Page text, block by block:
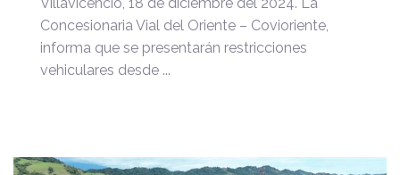
Villavicencio, 18 de diciembre del 2024. La
Concesionaria Vial del Oriente – Covioriente,
informa que se presentarán restricciones
vehiculares desde ...